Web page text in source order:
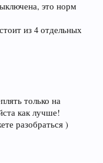
это норм
из 4 отдельных
только на
как лучше!
разобраться )